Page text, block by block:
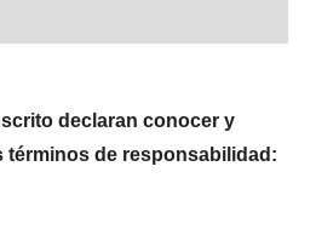
declaran conocer y
términos de responsabilidad: